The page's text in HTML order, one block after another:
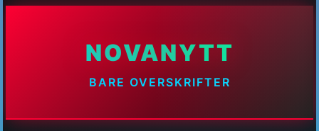
NOVANYTT
BARE OVERSKRIFTER